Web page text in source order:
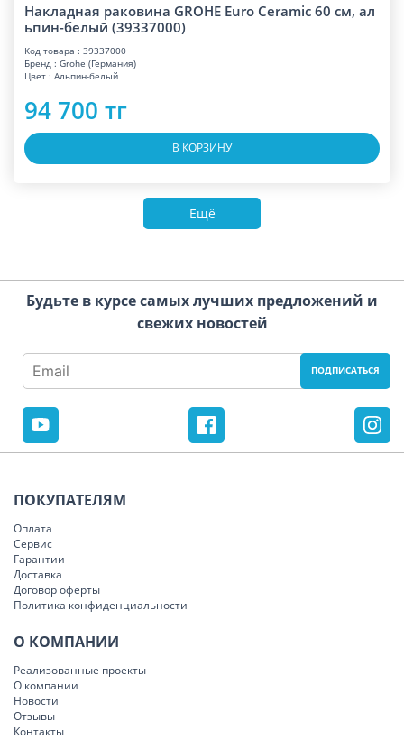
Накладная раковина GROHE Euro Ceramic 60 см, ал
ьпин-белый (39337000)
Код товара : 39337000
Бренд : Grohe (Германия)
Цвет : Альпин-белый
94 700 тг
В КОРЗИНУ
Ещё
Будьте в курсе самых лучших предложений и
свежих новостей
ПОКУПАТЕЛЯМ
Оплата
Сервис
Гарантии
Доставка
Договор оферты
Политика конфиденциальности
О КОМПАНИИ
Реализованные проекты
О компании
Новости
Отзывы
Контакты